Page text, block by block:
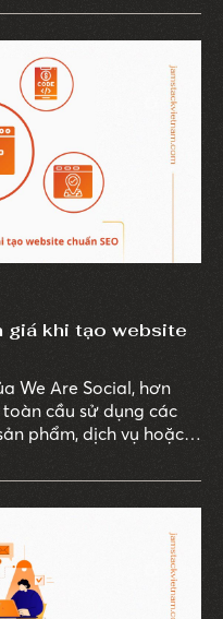
doanh nghiệp thực sự
giá trị thực sự từ các
giá khi tạo website
We Are Social, hơn
cầu sử dụng các
phẩm, dịch vụ hoặc